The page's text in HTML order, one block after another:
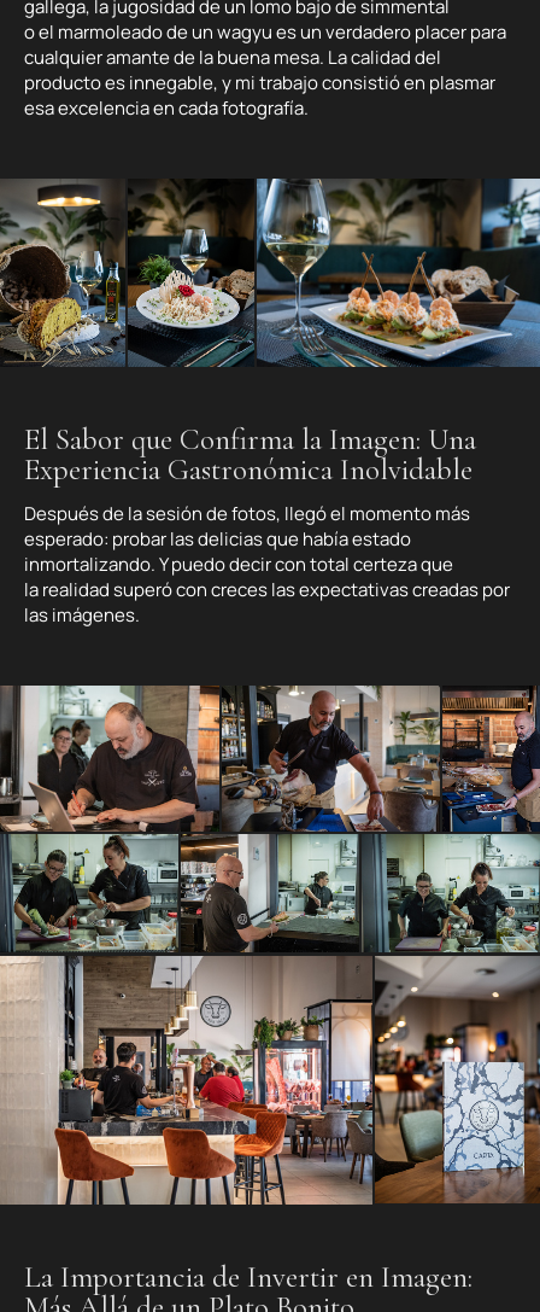
gallega, la jugosidad de un lomo bajo de simmental
o el marmoleado de un wagyu es un verdadero placer para
cualquier amante de la buena mesa. La calidad del
producto es innegable, y mi trabajo consistió en plasmar
esa excelencia en cada fotografía.
El Sabor que Confirma la Imagen: Una
Experiencia Gastronómica Inolvidable
Después de la sesión de fotos, llegó el momento más
esperado: probar las delicias que había estado
inmortalizando. Y puedo decir con total certeza que
la realidad superó con creces las expectativas creadas por
las imágenes.
La Importancia de Invertir en Imagen: